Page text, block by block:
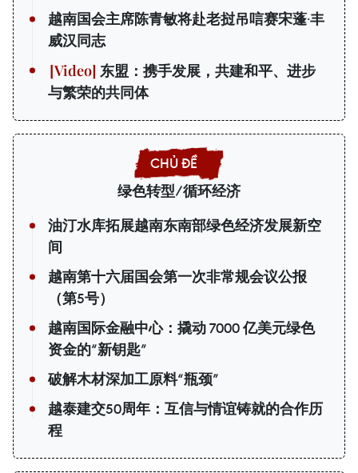
越南国会主席陈青敏将赴老挝吊唁赛宋蓬·丰
威汉同志
东盟：携手发展，共建和平、进步
与繁荣的共同体
绿色转型/循环经济
油汀水库拓展越南东南部绿色经济发展新空
间
越南第十六届国会第一次非常规会议公报
（第5号）
越南国际金融中心：撬动 7000 亿美元绿色
资金的“新钥匙”
破解木材深加工原料“瓶颈”
越泰建交50周年：互信与情谊铸就的合作历
程